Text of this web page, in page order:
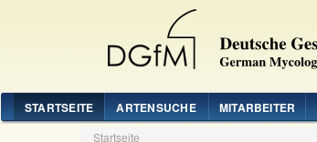
STARTSEITE ARTENSUCHE MITARBEITER
Startseite